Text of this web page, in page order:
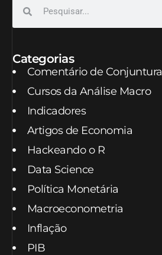
Categorias
Comentário de Conjuntura
Cursos da Análise Macro
Indicadores
Artigos de Economia
Hackeando o R
Data Science
Política Monetária
Macroeconometria
Inflação
PIB